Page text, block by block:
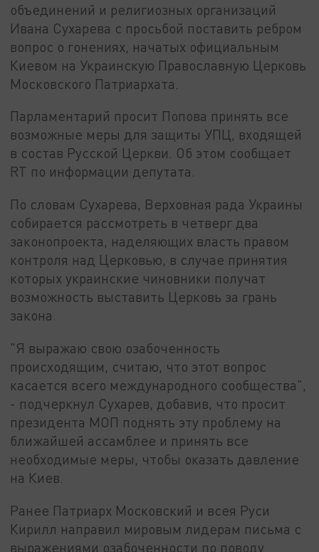
объединений и религиозных организаций
Ивана Сухарева с просьбой поставить ребром
вопрос о гонениях, начатых официальным
Киевом на Украинскую Православную Церковь
Московского Патриархата.
Парламентарий просит Попова принять все
возможные меры для защиты УПЦ, входящей
в состав Русской Церкви. Об этом сообщает
RT по информации депутата.
По словам Сухарева, Верховная рада Украины
собирается рассмотреть в четверг два
законопроекта, наделяющих власть правом
контроля над Церковью, в случае принятия
которых украинские чиновники получат
возможность выставить Церковь за грань
закона.
"Я выражаю свою озабоченность
происходящим, считаю, что этот вопрос
касается всего международного сообщества",
- подчеркнул Сухарев, добавив, что просит
президента МОП поднять эту проблему на
ближайшей ассамблее и принять все
необходимые меры, чтобы оказать давление
на Киев.
Ранее Патриарх Московский и всея Руси
Кирилл направил мировым лидерам письма с
выражениями озабоченности по поводу